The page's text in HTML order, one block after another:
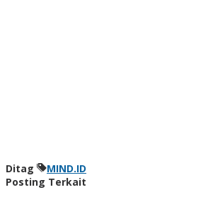
Ditag
MIND.ID
Posting Terkait